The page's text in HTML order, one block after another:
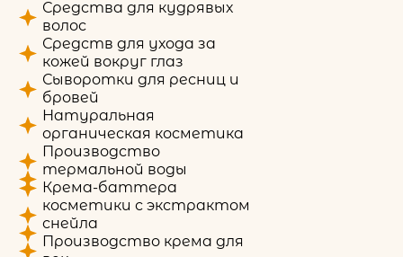
Средства для кудрявых
волос
Средств для ухода за
кожей вокруг глаз
Сыворотки для ресниц и
бровей
Натуральная
органическая косметика
Производство
термальной воды
Крема-баттера
косметики с экстрактом
снейла
Производство крема для